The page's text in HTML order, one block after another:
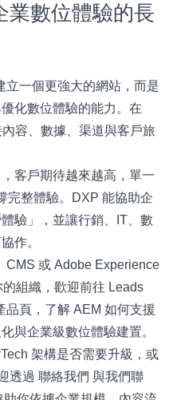
業數位體驗的長
立一個更強大的網站，而是
化數位體驗的能力。在
容、數據、渠道與客戶旅
客戶期待越來越高，單一
完整體驗。DXP 能協助企
驗」，並讓行銷、IT、數
作。
CMS 或 Adobe Experience
組織，歡迎前往 Leads
品頁 ，了解 AEM 如何支援
與企業級數位體驗建置。
架構是否需要升級，或
透過聯絡我們 與我們聯